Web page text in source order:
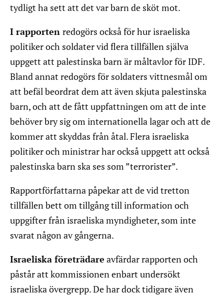
tydligt ha sett att det var barn de sköt mot.
I rapporten redogörs också för hur israeliska
politiker och soldater vid flera tillfällen själva
uppgett att palestinska barn är måltavlor för IDF.
Bland annat redogörs för soldaters vittnesmål om
att befäl beordrat dem att även skjuta palestinska
barn, och att de fått uppfattningen om att de inte
behöver bry sig om internationella lagar och att de
kommer att skyddas från åtal. Flera israeliska
politiker och ministrar har också uppgett att också
palestinska barn ska ses som ”terrorister”.
Rapportförfattarna påpekar att de vid tretton
tillfällen bett om tillgång till information och
uppgifter från israeliska myndigheter, som inte
svarat någon av gångerna.
Israeliska företrädare avfärdar rapporten och
påstår att kommissionen enbart undersökt
israeliska övergrepp. De har dock tidigare även